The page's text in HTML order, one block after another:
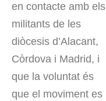
en contacte amb els
militants de les
diòcesis d’Alacant,
Còrdova i Madrid, i
que la voluntat és
que el moviment es